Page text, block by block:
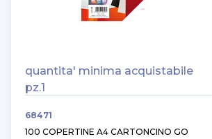
quantita' minima acquistabile
pz.1
68471
100 COPERTINE A4 CARTONCINO GO